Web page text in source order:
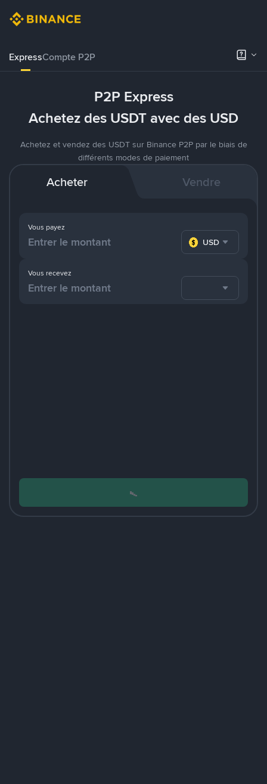
ExpressCompte P2P
P2P Express
Achetez des USDT avec des USD
Achetez et vendez des USDT sur Binance P2P par le biais de
différents modes de paiement
Acheter Vendre
Vous payez
USD
Vous recevez